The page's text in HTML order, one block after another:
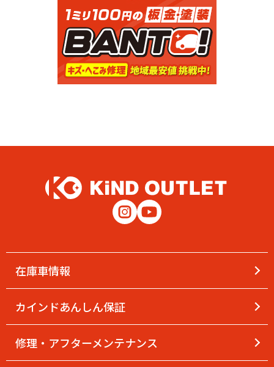
在庫車情報
カインドあんしん保証
修理・アフターメンテナンス